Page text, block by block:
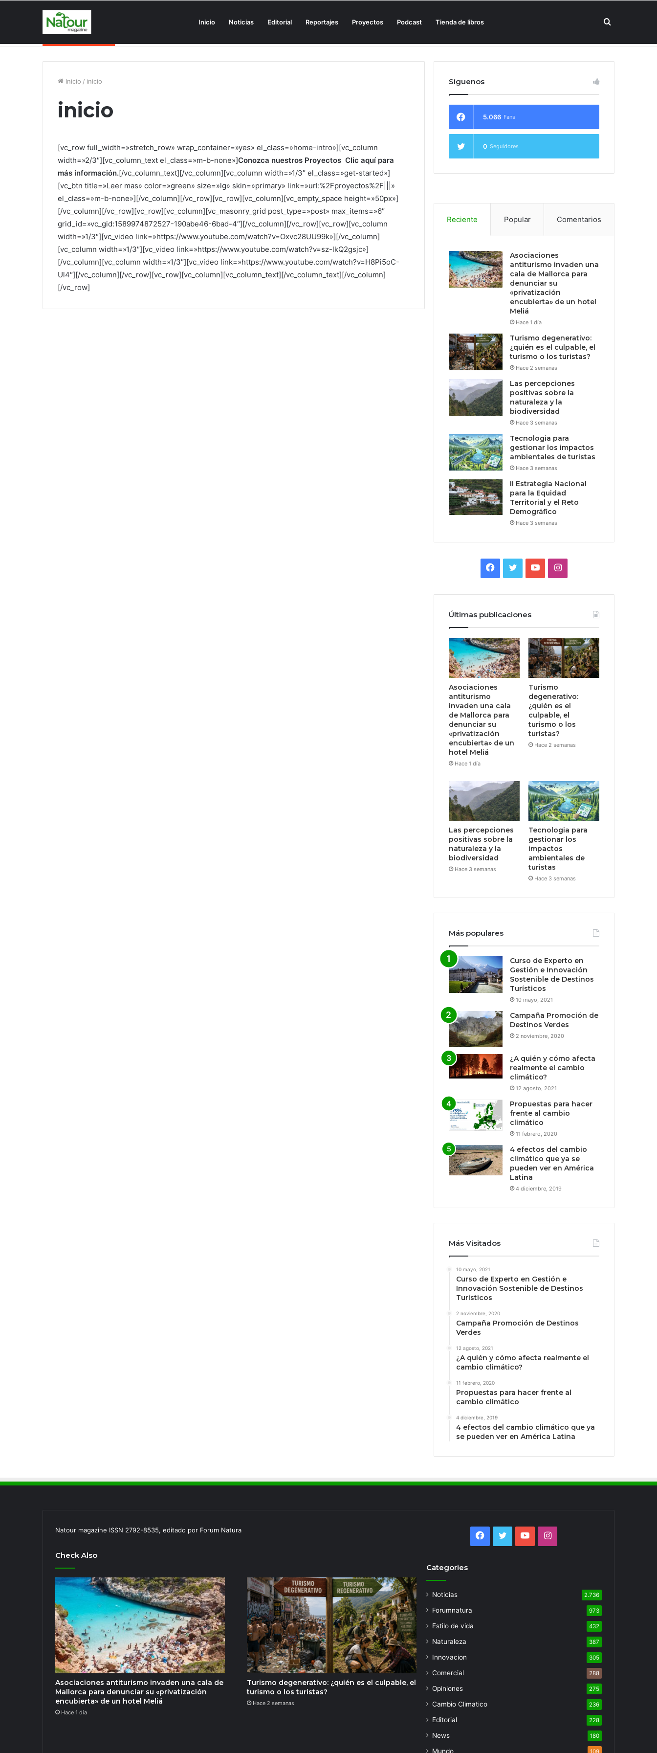
Inicio Noticias Editorial Reportajes Proyectos Podcast Tienda de libros Buscar
Inicio / inicio
inicio
[vc_row full_width=»stretch_row» wrap_container=»yes» el_class=»home-intro»][vc_column
width=»2/3″][vc_column_text el_class=»m-b-none»]Conozca nuestros Proyectos Clic aquí para
más información.[/vc_column_text][/vc_column][vc_column width=»1/3″ el_class=»get-started»]
[vc_btn title=»Leer mas» color=»green» size=»lg» skin=»primary» link=»url:%2Fproyectos%2F|||»
el_class=»m-b-none»][/vc_column][/vc_row][vc_row][vc_column][vc_empty_space height=»50px»]
[/vc_column][/vc_row][vc_row][vc_column][vc_masonry_grid post_type=»post» max_items=»6″
grid_id=»vc_gid:1589974872527-190abe46-6bad-4″][/vc_column][/vc_row][vc_row][vc_column
width=»1/3″][vc_video link=»https://www.youtube.com/watch?v=Oxvc28UU99k»][/vc_column]
[vc_column width=»1/3″][vc_video link=»https://www.youtube.com/watch?v=sz-lkQ2gsjc»]
[/vc_column][vc_column width=»1/3″][vc_video link=»https://www.youtube.com/watch?v=H8Pi5oC-
Ul4″][/vc_column][/vc_row][vc_row][vc_column][vc_column_text][/vc_column_text][/vc_column]
[/vc_row]
Síguenos
5.066 Fans
0 Seguidores
Reciente Popular Comentarios
Asociaciones
antiturismo invaden una
cala de Mallorca para
denunciar su
«privatización
encubierta» de un hotel
Meliá
Hace 1 día
Turismo degenerativo:
¿quién es el culpable, el
turismo o los turistas?
Hace 2 semanas
Las percepciones
positivas sobre la
naturaleza y la
biodiversidad
Hace 3 semanas
Tecnologia para
gestionar los impactos
ambientales de turistas
Hace 3 semanas
II Estrategia Nacional
para la Equidad
Territorial y el Reto
Demográfico
Hace 3 semanas
Facebook
TwitterYouTubeInstagram
Últimas publicaciones
Asociaciones
antiturismo
invaden una cala
de Mallorca para
denunciar su
«privatización
encubierta» de un
hotel Meliá
Hace 1 día
Turismo
degenerativo:
¿quién es el
culpable, el
turismo o los
turistas?
Hace 2 semanas
Las percepciones
positivas sobre la
naturaleza y la
biodiversidad
Hace 3 semanas
Tecnologia para
gestionar los
impactos
ambientales de
turistas
Hace 3 semanas
Más populares
Curso de Experto en
Gestión e Innovación
Sostenible de Destinos
Turísticos
10 mayo, 2021
Campaña Promoción de
Destinos Verdes
2 noviembre, 2020
¿A quién y cómo afecta
realmente el cambio
climático?
12 agosto, 2021
Propuestas para hacer
frente al cambio
climático
11 febrero, 2020
4 efectos del cambio
climático que ya se
pueden ver en América
Latina
4 diciembre, 2019
Más Visitados
10 mayo, 2021
Curso de Experto en Gestión e
Innovación Sostenible de Destinos
Turísticos
2 noviembre, 2020
Campaña Promoción de Destinos
Verdes
12 agosto, 2021
¿A quién y cómo afecta realmente el
cambio climático?
11 febrero, 2020
Propuestas para hacer frente al
cambio climático
4 diciembre, 2019
4 efectos del cambio climático que ya
se pueden ver en América Latina
Natour magazine ISSN 2792-8535, editado por Forum Natura
Check Also
Asociaciones antiturismo invaden una cala de
Mallorca para denunciar su «privatización
encubierta» de un hotel Meliá
Hace 1 día
Turismo degenerativo: ¿quién es el culpable, el
turismo o los turistas?
Hace 2 semanas
Facebook
TwitterYouTubeInstagram
Categories
Noticias 2.736
Forumnatura 973
Estilo de vida 432
Naturaleza 387
Innovacion 305
Comercial 288
Opiniones 275
Cambio Climatico 236
Editorial 228
News 180
Mundo 109